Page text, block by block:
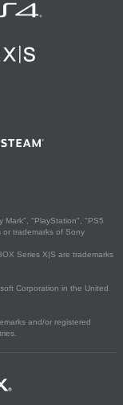
Mark", "PlayStation", "PS5
trademarks of Sony
Series X|S are trademarks
Corporation in the United
and/or registered